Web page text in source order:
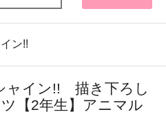
ン!!
ャイン!! 描き下ろし
【2年生】アニマル